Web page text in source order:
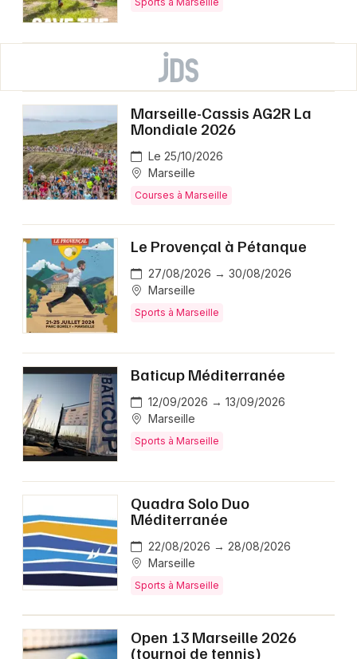
Marseille-Cassis AG2R La
Mondiale 2026
Le 25/10/2026
Marseille
Courses à Marseille
Le Provençal à Pétanque
27/08/2026 → 30/08/2026
Marseille
Sports à Marseille
Baticup Méditerranée
12/09/2026 → 13/09/2026
Marseille
Sports à Marseille
Quadra Solo Duo
Méditerranée
22/08/2026 → 28/08/2026
Marseille
Sports à Marseille
Open 13 Marseille 2026
(tournoi de tennis)